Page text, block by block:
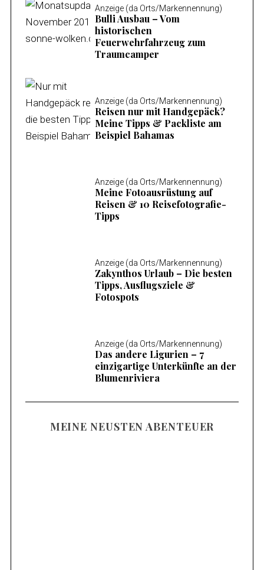
Anzeige (da Orts/Markennennung)
Bulli Ausbau – Vom
historischen
Feuerwehrfahrzeug zum
Traumcamper
Anzeige (da Orts/Markennennung)
Reisen nur mit Handgepäck?
Meine Tipps & Packliste am
Beispiel Bahamas
Anzeige (da Orts/Markennennung)
Meine Fotoausrüstung auf
Reisen & 10 Reisefotografie-
Tipps
Anzeige (da Orts/Markennennung)
Zakynthos Urlaub – Die besten
Tipps, Ausflugsziele &
Fotospots
Anzeige (da Orts/Markennennung)
Das andere Ligurien – 7
einzigartige Unterkünfte an der
Blumenriviera
MEINE NEUSTEN ABENTEUER